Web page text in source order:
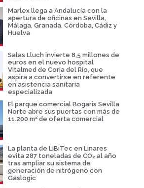
Marlex llega a Andalucía con la
apertura de oficinas en Sevilla,
Málaga, Granada, Córdoba, Cádiz y
Huelva
Salas Lluch invierte 8,5 millones de
euros en el nuevo hospital
Vitalmed de Coria del Río, que
aspira a convertirse en referente
en asistencia sanitaria
especializada
El parque comercial Bogaris Sevilla
Norte abre sus puertas con más de
11.200 m² de oferta comercial
La planta de LiBiTec en Linares
evita 287 toneladas de CO₂ al año
tras ampliar su sistema de
generación de nitrógeno con
Gaslogic